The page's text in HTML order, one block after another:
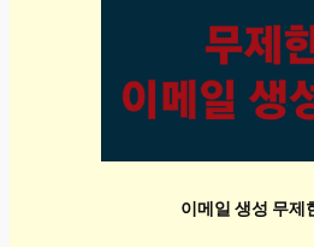
이메일 생성 무제